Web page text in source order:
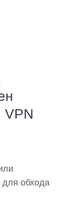
VPN
для обхода